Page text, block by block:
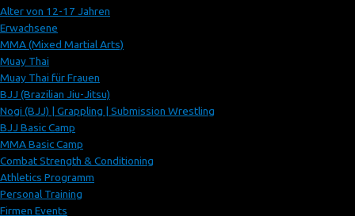
Alter von 12-17 Jahren
Erwachsene
MMA (Mixed Martial Arts)
Muay Thai
Muay Thai für Frauen
BJJ (Brazilian Jiu-Jitsu)
Nogi (BJJ) | Grappling | Submission Wrestling
BJJ Basic Camp
MMA Basic Camp
Combat Strength & Conditioning
Athletics Programm
Personal Training
Firmen Events